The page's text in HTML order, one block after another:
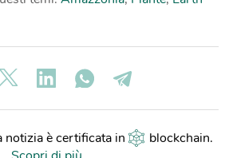
notizia è certificata in blockchain.